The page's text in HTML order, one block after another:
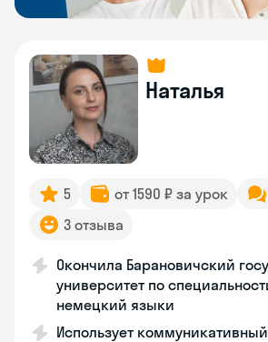
Наталья
5 от 1590 ₽ за урок
3 отзыва
Окончила Барановичский
университет по
немецкий языки
Использует